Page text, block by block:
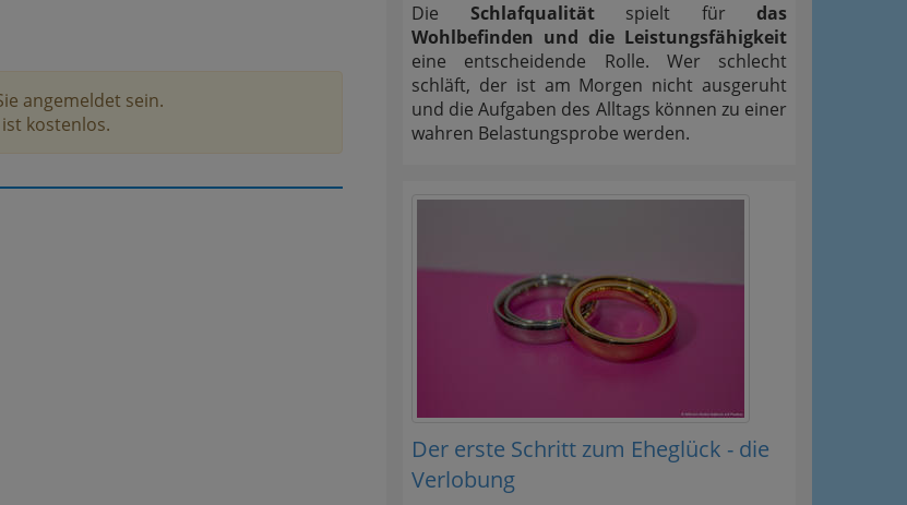
angemeldet sein.
ist kostenlos.
Die Schlafqualitätspielt für das
Wohlbefinden und die Leistungsfähigkeit
eine entscheidende Rolle. Wer schlecht
schläft, der ist am Morgen nicht ausgeruht
und die Aufgaben des Alltags können zu einer
wahren Belastungsprobe werden.
Der erste Schritt zum Eheglück - die
Verlobung